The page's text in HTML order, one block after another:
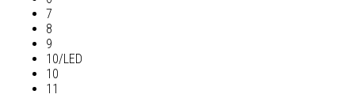
7
8
9
10/LED
10
11